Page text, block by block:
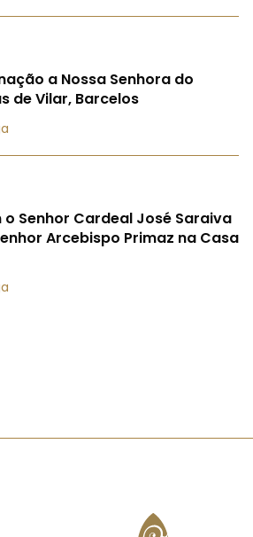
a Nossa Senhora do
de Vilar, Barcelos
Senhor Cardeal José Saraiva
Arcebispo Primaz na Casa